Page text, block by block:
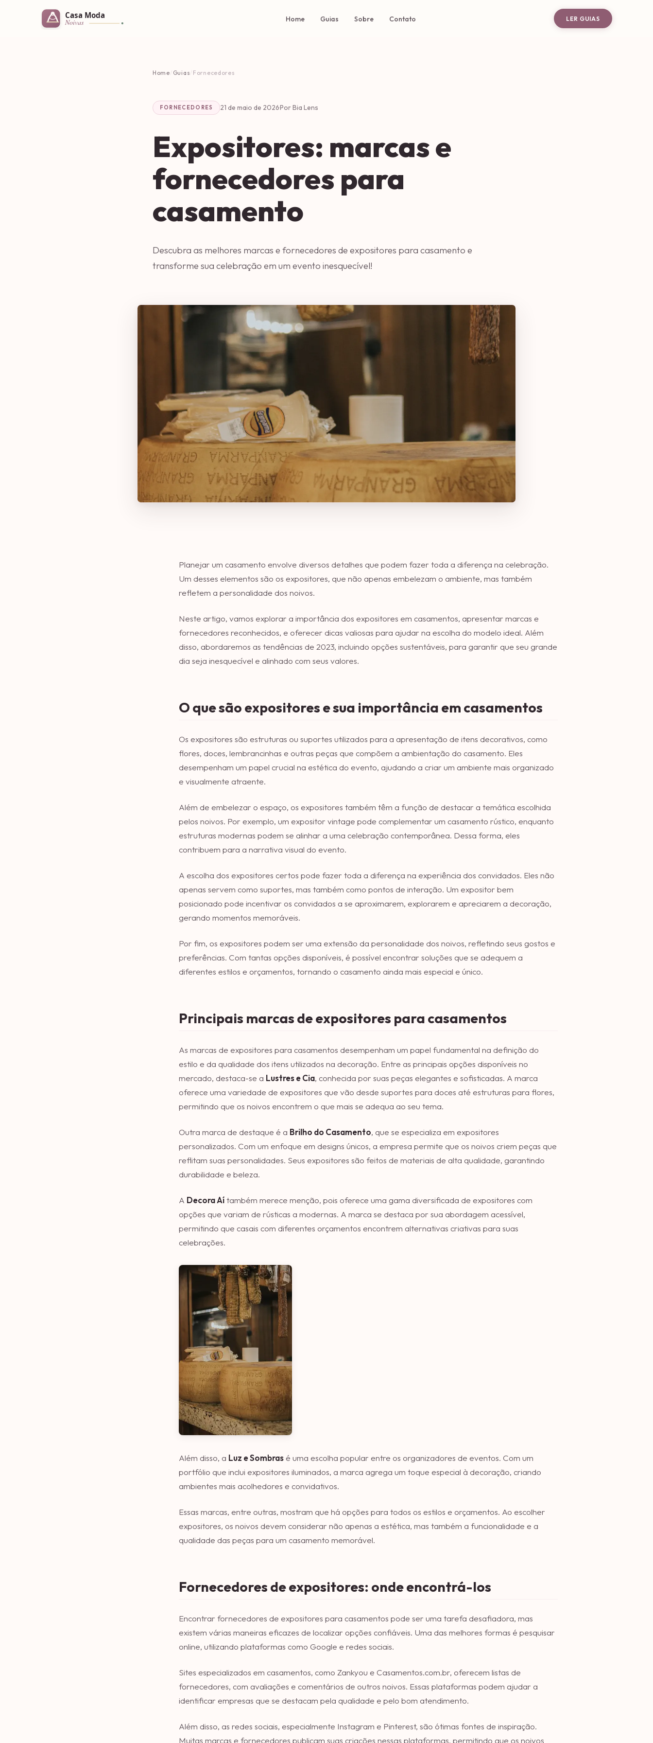
Home Guias Sobre Contato LER GUIAS
Home Guias Fornecedores
FORNECEDORES 21 de maio de 2026·Por Bia Lens
Expositores: marcas e
fornecedores para
casamento
Descubra as melhores marcas e fornecedores de expositores para casamento e
transforme sua celebração em um evento inesquecível!
Planejar um casamento envolve diversos detalhes que podem fazer toda a diferença na celebração.
Um desses elementos são os expositores, que não apenas embelezam o ambiente, mas também
refletem a personalidade dos noivos.
Neste artigo, vamos explorar a importância dos expositores em casamentos, apresentar marcas e
fornecedores reconhecidos, e oferecer dicas valiosas para ajudar na escolha do modelo ideal. Além
disso, abordaremos as tendências de 2023, incluindo opções sustentáveis, para garantir que seu grande
dia seja inesquecível e alinhado com seus valores.
O que são expositores e sua importância em casamentos
Os expositores são estruturas ou suportes utilizados para a apresentação de itens decorativos, como
flores, doces, lembrancinhas e outras peças que compõem a ambientação do casamento. Eles
desempenham um papel crucial na estética do evento, ajudando a criar um ambiente mais organizado
e visualmente atraente.
Além de embelezar o espaço, os expositores também têm a função de destacar a temática escolhida
pelos noivos. Por exemplo, um expositor vintage pode complementar um casamento rústico, enquanto
estruturas modernas podem se alinhar a uma celebração contemporânea. Dessa forma, eles
contribuem para a narrativa visual do evento.
A escolha dos expositores certos pode fazer toda a diferença na experiência dos convidados. Eles não
apenas servem como suportes, mas também como pontos de interação. Um expositor bem
posicionado pode incentivar os convidados a se aproximarem, explorarem e apreciarem a decoração,
gerando momentos memoráveis.
Por fim, os expositores podem ser uma extensão da personalidade dos noivos, refletindo seus gostos e
preferências. Com tantas opções disponíveis, é possível encontrar soluções que se adequem a
diferentes estilos e orçamentos, tornando o casamento ainda mais especial e único.
Principais marcas de expositores para casamentos
As marcas de expositores para casamentos desempenham um papel fundamental na definição do
estilo e da qualidade dos itens utilizados na decoração. Entre as principais opções disponíveis no
mercado, destaca-se a Lustres e Cia, conhecida por suas peças elegantes e sofisticadas. A marca
oferece uma variedade de expositores que vão desde suportes para doces até estruturas para flores,
permitindo que os noivos encontrem o que mais se adequa ao seu tema.
Outra marca de destaque é a Brilho do Casamento, que se especializa em expositores
personalizados. Com um enfoque em designs únicos, a empresa permite que os noivos criem peças que
reflitam suas personalidades. Seus expositores são feitos de materiais de alta qualidade, garantindo
durabilidade e beleza.
A Decora Aítambém merece menção, pois oferece uma gama diversificada de expositores com
opções que variam de rústicas a modernas. A marca se destaca por sua abordagem acessível,
permitindo que casais com diferentes orçamentos encontrem alternativas criativas para suas
celebrações.
Além disso, a Luz e Sombrasé uma escolha popular entre os organizadores de eventos. Com um
portfólio que inclui expositores iluminados, a marca agrega um toque especial à decoração, criando
ambientes mais acolhedores e convidativos.
Essas marcas, entre outras, mostram que há opções para todos os estilos e orçamentos. Ao escolher
expositores, os noivos devem considerar não apenas a estética, mas também a funcionalidade e a
qualidade das peças para um casamento memorável.
Fornecedores de expositores: onde encontrá-los
Encontrar fornecedores de expositores para casamentos pode ser uma tarefa desafiadora, mas
existem várias maneiras eficazes de localizar opções confiáveis. Uma das melhores formas é pesquisar
online, utilizando plataformas como Google e redes sociais.
Sites especializados em casamentos, como Zankyou e Casamentos.com.br, oferecem listas de
fornecedores, com avaliações e comentários de outros noivos. Essas plataformas podem ajudar a
identificar empresas que se destacam pela qualidade e pelo bom atendimento.
Além disso, as redes sociais, especialmente Instagram e Pinterest, são ótimas fontes de inspiração.
Muitas marcas e fornecedores publicam suas criações nessas plataformas, permitindo que os noivos